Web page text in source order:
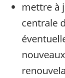
mettre à
centrale